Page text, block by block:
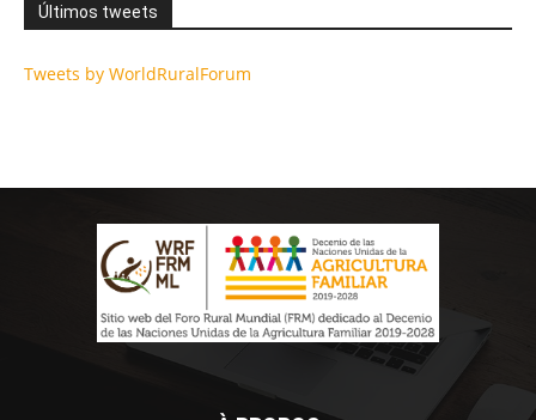
Últimos tweets
Tweets by WorldRuralForum